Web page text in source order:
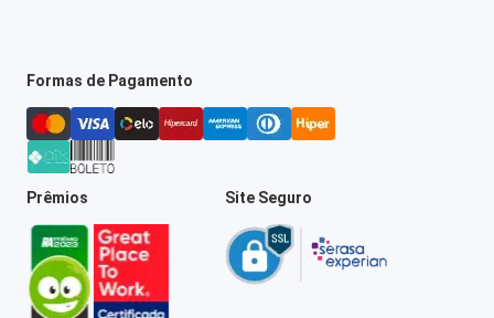
Formas de Pagamento
Prêmios Site Seguro